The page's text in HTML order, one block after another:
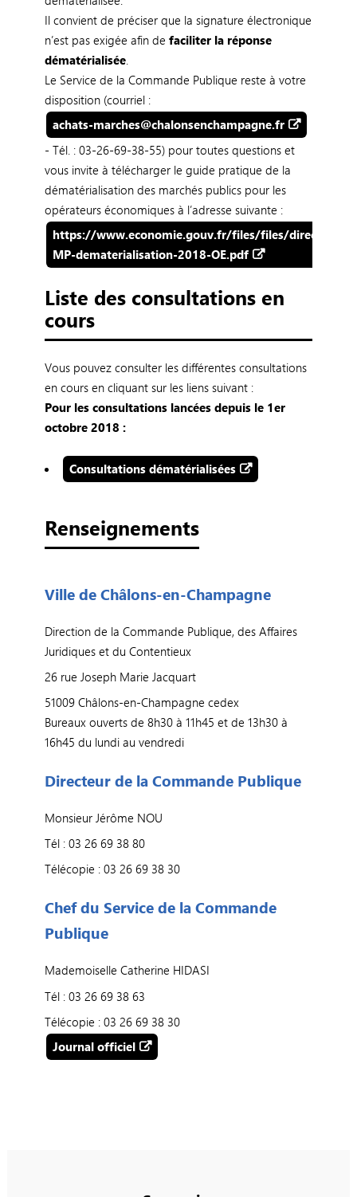
Il convient de préciser que la signature électronique
n’est pas exigée afin de faciliter la réponse
dématérialisée.
Le Service de la Commande Publique reste à votre
disposition (courriel :
achats-marches@chalonsenchampagne.fr
- Tél. : 03-26-69-38-55) pour toutes questions et
vous invite à télécharger le guide pratique de la
dématérialisation des marchés publics pour les
opérateurs économiques à l’adresse suivante :
https://www.economie.gouv.fr/files/files/
MP-dematerialisation-2018-OE.pdf
Liste des consultations en
cours
Vous pouvez consulter les différentes consultations
en cours en cliquant sur les liens suivant :
Pour les consultations lancées depuis le 1er
octobre 2018 :
Consultations dématérialisées
Renseignements
Ville de Châlons-en-Champagne
Direction de la Commande Publique, des Affaires
Juridiques et du Contentieux
26 rue Joseph Marie Jacquart
51009 Châlons-en-Champagne cedex
Bureaux ouverts de 8h30 à 11h45 et de 13h30 à
16h45 du lundi au vendredi
Directeur de la Commande Publique
Monsieur Jérôme NOU
Tél : 03 26 69 38 80
Télécopie : 03 26 69 38 30
Chef du Service de la Commande
Publique
Mademoiselle Catherine HIDASI
Tél : 03 26 69 38 63
Télécopie : 03 26 69 38 30
Journal officiel